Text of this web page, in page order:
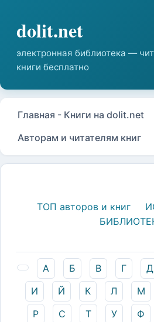
Главная - Книги на dolit.net
Авторам и читателям книг
ТОП авторов и книг
А Б В Г Д
И
Й К Л М
Р
С Т У Ф